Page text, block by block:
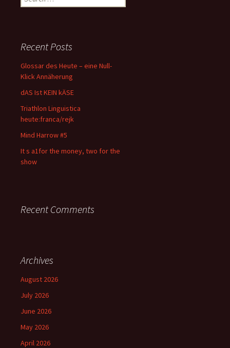
for:
Recent Posts
Glossar des Heute – eine Null-
Klick Annäherung
dAS Ist KEIN kÄSE
Triathlon Linguistica
heute:franca/rejk
Mind Harrow #5
It s a1for the money, two for the
show
Recent Comments
Archives
August 2026
July 2026
June 2026
May 2026
April 2026